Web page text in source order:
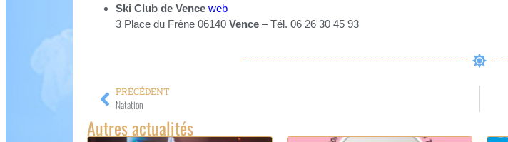
Ski Club de Vence web
3 Place du Frêne 06140 Vence – Tél. 06 26 30 45 93
PRÉCÉDENT
Natation
Autres actualités